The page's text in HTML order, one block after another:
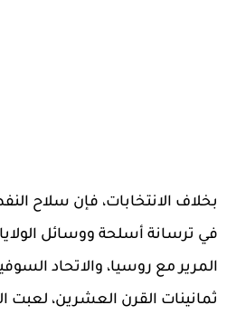
بخلاف الانتخابات، فإن سلاح
في ترسانة أسلحة ووسائل
المرير مع روسيا، والاتحاد
ثمانينات القرن العشرين، لعبت